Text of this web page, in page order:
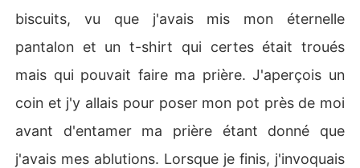
biscuits, vu que j'avais mis mon éternelle
pantalon et un t-shirt qui certes était troués
mais qui pouvait faire ma prière. J'aperçois un
coin et j'y allais pour poser mon pot près de moi
avant d'entamer ma prière étant donné que
j'avais mes ablutions. Lorsque je finis, j'invoquais